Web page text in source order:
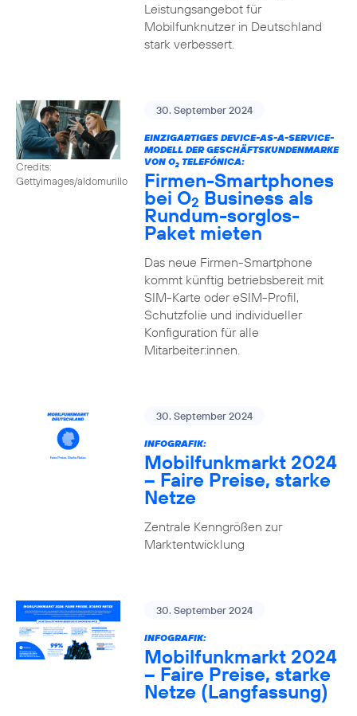
Leistungsangebot für
Mobilfunknutzer in Deutschland
stark verbessert.
Credits:
Gettyimages/aldomurillo
30. September 2024
EINZIGARTIGES DEVICE-AS-A-SERVICE-
MODELL DER GESCHÄFTSKUNDENMARKE
VON O2TELEFÓNICA:
Firmen-Smartphones
bei O2 Business als
Rundum-sorglos-
Paket mieten
Das neue Firmen-Smartphone
kommt künftig betriebsbereit mit
SIM-Karte oder eSIM-Profil,
Schutzfolie und individueller
Konfiguration für alle
Mitarbeiter:innen.
30. September 2024
INFOGRAFIK:
Mobilfunkmarkt 2024
– Faire Preise, starke
Netze
Zentrale Kenngrößen zur
Marktentwicklung
30. September 2024
INFOGRAFIK:
Mobilfunkmarkt 2024
– Faire Preise, starke
Netze (Langfassung)